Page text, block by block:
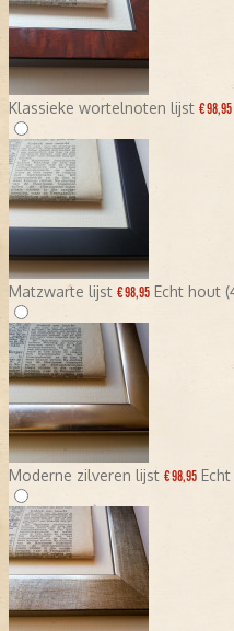
Klassieke wortelnoten lijst € 98,95
Matzwarte lijst € 98,95 Echt hout
Moderne zilveren lijst € 98,95